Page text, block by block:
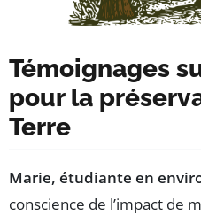
Témoignages
pour la
Terre
Marie, étudiante en
conscience de l’impact de